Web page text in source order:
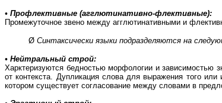
• Профлективные (агглютинативно-флективные):
Промежуточное звено между агглютинативными и
Ø Синтаксически языки подразделяются на
• Нейтральный строй:
Харктеризуются бедностью морфологии и зависимостью
от контекста. Дупликация слова для выражения того
котором существует согласование между словами в